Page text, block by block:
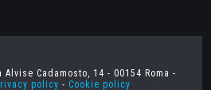
Cadamosto, 14 - 00154 Roma -
policy - Cookie policy